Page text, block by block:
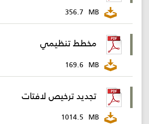
356.7 MB
مخطط تنظيمي
169.6 MB
تجديد ترخيص لافتات
1014.5 MB